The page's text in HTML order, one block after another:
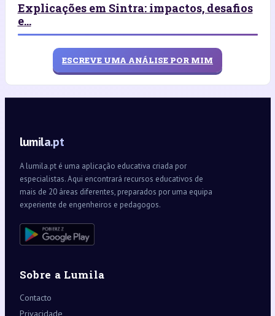
Explicações em Sintra: impactos, desafios
e...
ESCREVE UMA ANÁLISE POR MIM
lumila.pt
A lumila.pt é uma aplicação educativa criada por
especialistas. Aqui encontrará recursos educativos de
mais de 20 áreas diferentes, preparados por uma equipa
experiente de engenheiros e pedagogos.
Sobre a Lumila
Contacto
Privacidade